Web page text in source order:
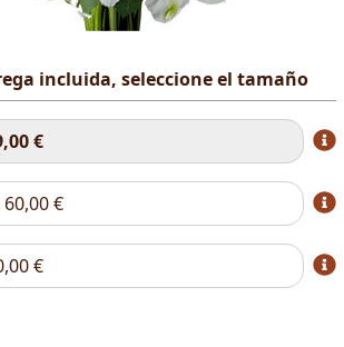
incluida, seleccione el tamaño
€
60,00€
€